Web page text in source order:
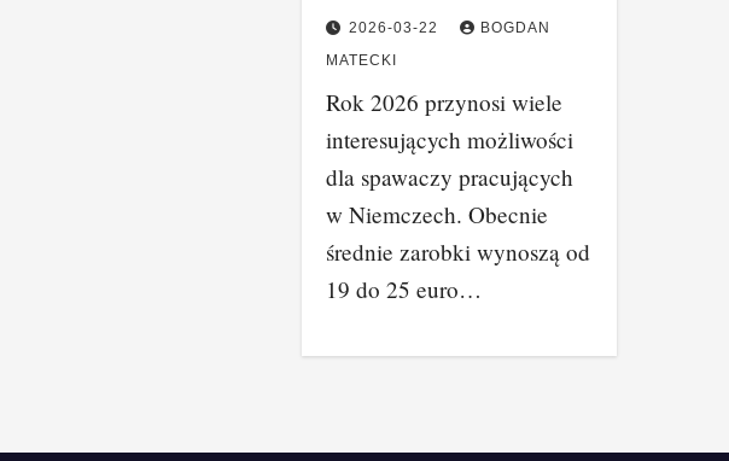
2026-03-22
BOGDAN
MATECKI
Rok 2026 przynosi wiele
interesujących możliwości
dla spawaczy pracujących
w Niemczech. Obecnie
średnie zarobki wynoszą od
19 do 25 euro…